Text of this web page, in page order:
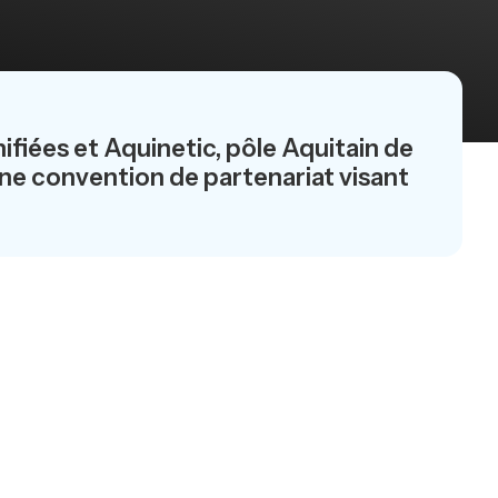
et Aquinetic, pôle Aquitain de
convention de partenariat visant